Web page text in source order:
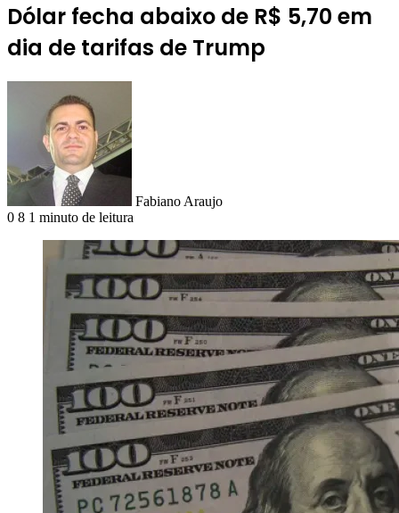
Dólar fecha abaixo de R$ 5,70 em
dia de tarifas de Trump
Fabiano Araujo
0 8 1 minuto de leitura